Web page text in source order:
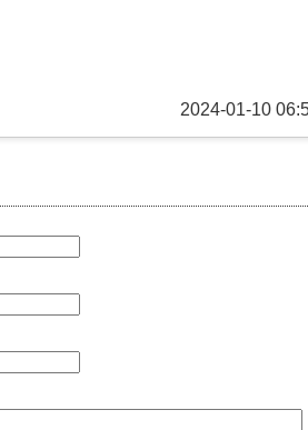
2024-01-10